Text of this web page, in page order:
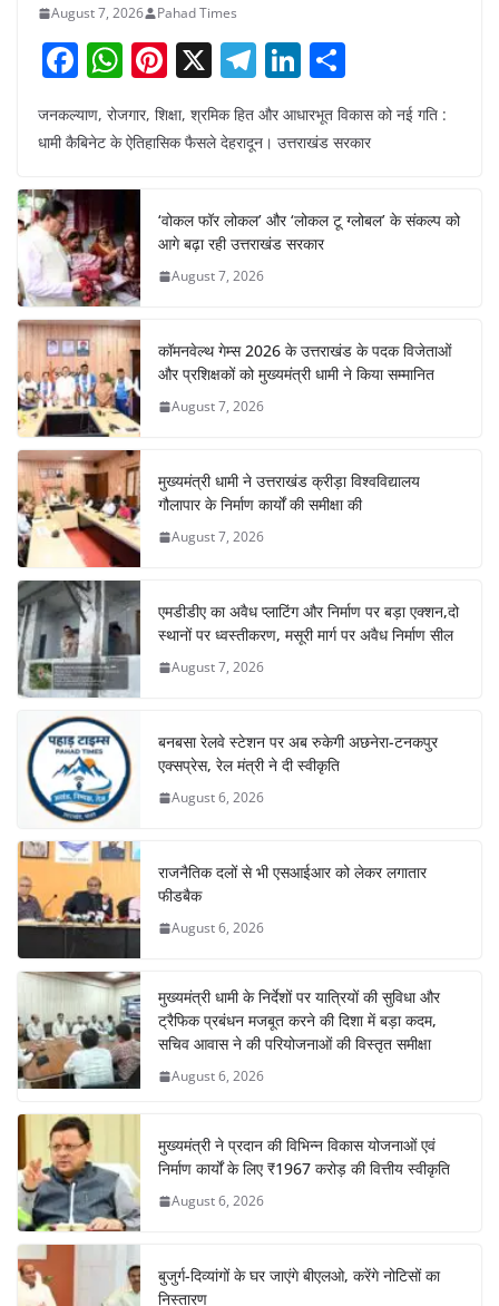
August 7, 2026 Pahad Times
F
c
b
o
o
k
W
at
s
A
p
p
Pi
er
st
X T
el
e
a
m
Li
k
dI
n
h
ar
जनकल्याण, रोजगार, शिक्षा, श्रमिक हित और आधारभूत विकास को नई गति :
धामी कैबिनेट के ऐतिहासिक फैसले देहरादून। उत्तराखंड सरकार
‘वोकल फॉर लोकल’ और ‘लोकल टू ग्लोबल’ के संकल्प को
आगे बढ़ा रही उत्तराखंड सरकार
August 7, 2026
कॉमनवेल्थ गेम्स 2026 के उत्तराखंड के पदक विजेताओं
और प्रशिक्षकों को मुख्यमंत्री धामी ने किया सम्मानित
August 7, 2026
मुख्यमंत्री धामी ने उत्तराखंड क्रीड़ा विश्वविद्यालय
गौलापार के निर्माण कार्यों की समीक्षा की
August 7, 2026
एमडीडीए का अवैध प्लाटिंग और निर्माण पर बड़ा एक्शन,दो
स्थानों पर ध्वस्तीकरण, मसूरी मार्ग पर अवैध निर्माण सील
August 7, 2026
बनबसा रेलवे स्टेशन पर अब रुकेगी अछनेरा-टनकपुर
एक्सप्रेस, रेल मंत्री ने दी स्वीकृति
August 6, 2026
राजनैतिक दलों से भी एसआईआर को लेकर लगातार
फीडबैक
August 6, 2026
मुख्यमंत्री धामी के निर्देशों पर यात्रियों की सुविधा और
ट्रैफिक प्रबंधन मजबूत करने की दिशा में बड़ा कदम,
सचिव आवास ने की परियोजनाओं की विस्तृत समीक्षा
August 6, 2026
मुख्यमंत्री ने प्रदान की विभिन्न विकास योजनाओं एवं
निर्माण कार्यों के लिए ₹1967 करोड़ की वित्तीय स्वीकृति
August 6, 2026
बुजुर्ग-दिव्यांगों के घर जाएंगे बीएलओ, करेंगे नोटिसों का
निस्तारण